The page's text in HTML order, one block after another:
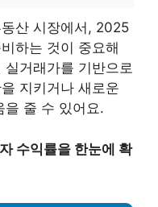
산 시장에서, 2025
하는 것이 중요해
거래가를 기반으로
지키거나 새로운
을 줄 수 있어요.
수익률을 한눈에 확